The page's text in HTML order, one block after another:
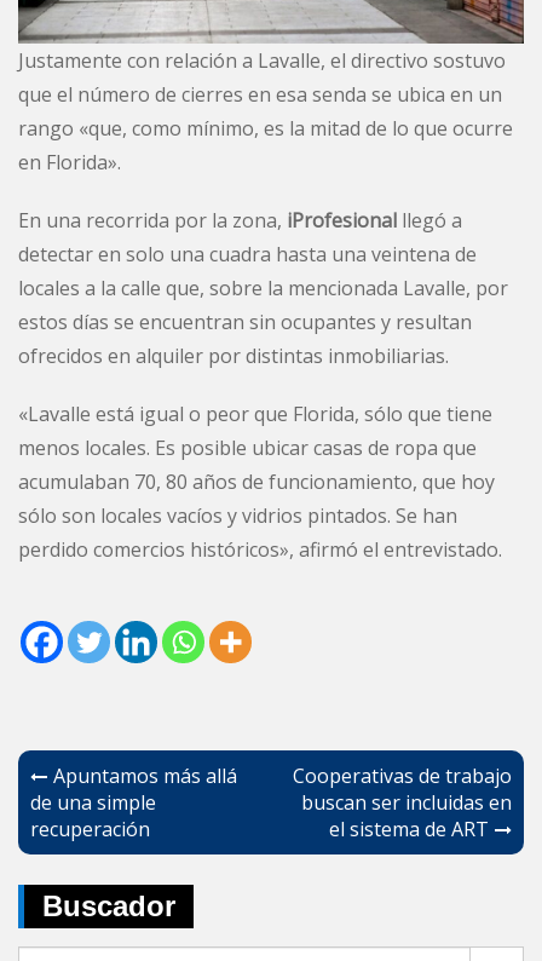
Justamente con relación a Lavalle, el directivo sostuvo
que el número de cierres en esa senda se ubica en un
rango «que, como mínimo, es la mitad de lo que ocurre
en Florida».
En una recorrida por la zona, iProfesional llegó a
detectar en solo una cuadra hasta una veintena de
locales a la calle que, sobre la mencionada Lavalle, por
estos días se encuentran sin ocupantes y resultan
ofrecidos en alquiler por distintas inmobiliarias.
«Lavalle está igual o peor que Florida, sólo que tiene
menos locales. Es posible ubicar casas de ropa que
acumulaban 70, 80 años de funcionamiento, que hoy
sólo son locales vacíos y vidrios pintados. Se han
perdido comercios históricos», afirmó el entrevistado.
Navegación
de
entradas
Apuntamos más allá
de una simple
recuperación
Cooperativas de trabajo
buscan ser incluidas en
el sistema de ART
Buscador